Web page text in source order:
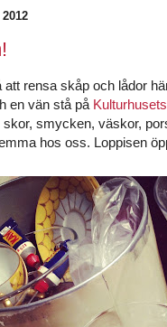
att rensa skåp och lådor
en vän stå på
skor, smycken, väskor,
hos oss. Loppisen